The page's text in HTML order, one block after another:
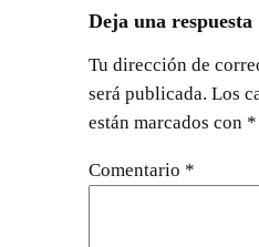
Deja una respuesta
Tu dirección de
será publicada. Los
están marcados con *
Comentario *